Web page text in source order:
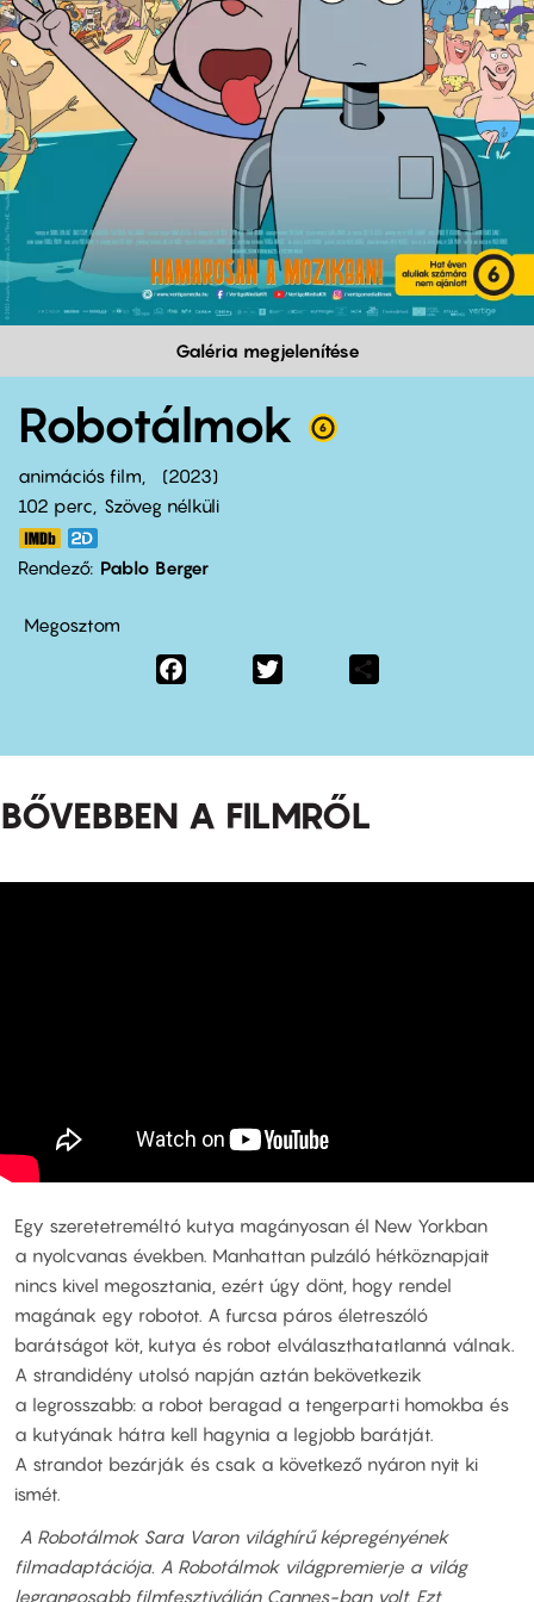
Galéria megjelenítése
Robotálmok
animációs film
2023
102 perc,
Szöveg nélküli
Rendező Pablo Berger
Megosztom
Facebook
BŐVEBBEN A FILMRŐL
Egy szeretetreméltó kutya magányosan él New Yorkban
a nyolcvanas években. Manhattan pulzáló hétköznapjait
nincs kivel megosztania, ezért úgy dönt, hogy rendel
magának egy robotot. A furcsa páros életreszóló
barátságot köt, kutya és robot elválaszthatatlanná válnak.
A strandidény utolsó napján aztán bekövetkezik
a legrosszabb: a robot beragad a tengerparti homokba és
a kutyának hátra kell hagynia a legjobb barátját.
A strandot bezárják és csak a következő nyáron nyit ki
ismét.
A Robotálmok Sara Varon világhírű képregényének
filmadaptációja. A Robotálmok világpremierje a világ
legrangosabb filmfesztiválján Cannes-ban volt. Ezt